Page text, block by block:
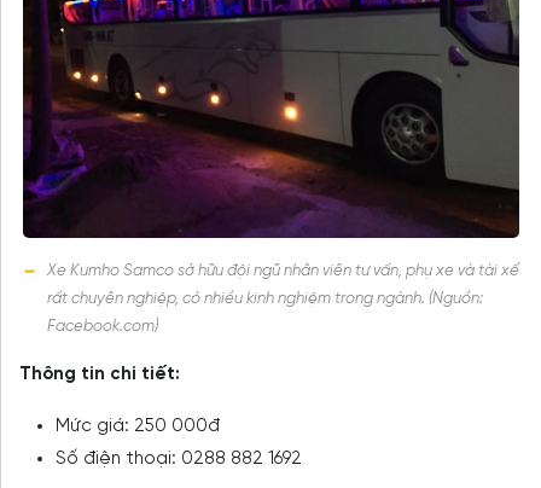
Xe Kumho Samco sở hữu đội ngũ nhân viên tư vấn, phụ xe và tài xế
rất chuyên nghiệp, có nhiều kinh nghiệm trong ngành. (Nguồn:
Facebook.com)
Thông tin chi tiết:
Mức giá: 250 000đ
Số điện thoại: 0288 882 1692